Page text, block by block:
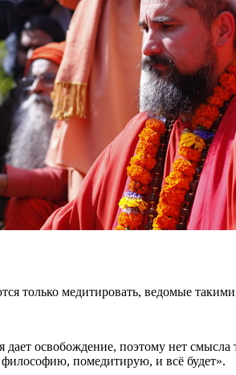
только медитировать, ведомые такими
дает освобождение, поэтому нет
философию, помедитирую, и всё будет».